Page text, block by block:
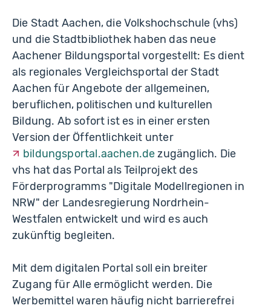
Die Stadt Aachen, die Volkshochschule (vhs)
und die Stadtbibliothek haben das neue
Aachener Bildungsportal vorgestellt: Es dient
als regionales Vergleichsportal der Stadt
Aachen für Angebote der allgemeinen,
beruflichen, politischen und kulturellen
Bildung. Ab sofort ist es in einer ersten
Version der Öffentlichkeit unter
bildungsportal.aachen.dezugänglich. Die
vhs hat das Portal als Teilprojekt des
Förderprogramms "Digitale Modellregionen in
NRW" der Landesregierung Nordrhein-
Westfalen entwickelt und wird es auch
zukünftig begleiten.
Mit dem digitalen Portal soll ein breiter
Zugang für Alle ermöglicht werden. Die
Werbemittel waren häufig nicht barrierefrei